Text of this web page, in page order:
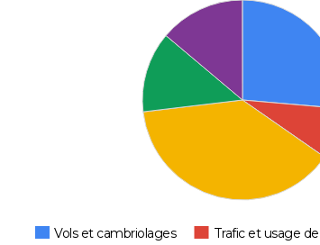
Vols et cambriolages
Trafic et usage